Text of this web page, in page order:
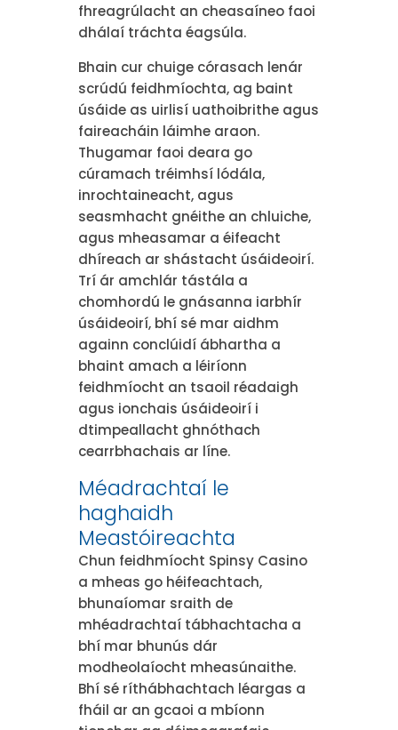
fhreagrúlacht an cheasaíneo faoi
dhálaí tráchta éagsúla.
Bhain cur chuige córasach lenár
scrúdú feidhmíochta, ag baint
úsáide as uirlisí uathoibrithe agus
faireacháin láimhe araon.
Thugamar faoi deara go
cúramach tréimhsí lódála,
inrochtaineacht, agus
seasmhacht gnéithe an chluiche,
agus mheasamar a éifeacht
dhíreach ar shástacht úsáideoirí.
Trí ár amchlár tástála a
chomhordú le gnásanna iarbhír
úsáideoirí, bhí sé mar aidhm
againn conclúidí ábhartha a
bhaint amach a léiríonn
feidhmíocht an tsaoil réadaigh
agus ionchais úsáideoirí i
dtimpeallacht ghnóthach
cearrbhachais ar líne.
Méadrachtaí le
haghaidh
Meastóireachta
Chun feidhmíocht Spinsy Casino
a mheas go héifeachtach,
bhunaíomar sraith de
mhéadrachtaí tábhachtacha a
bhí mar bhunús dár
modheolaíocht mheasúnaithe.
Bhí sé ríthábhachtach léargas a
fháil ar an gcaoi a mbíonn